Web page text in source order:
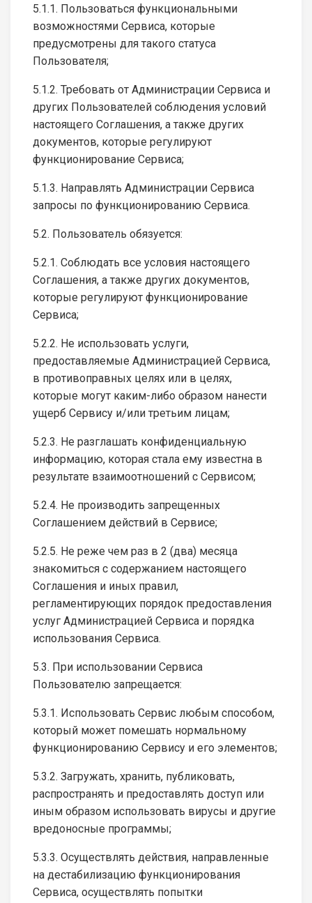
5.1.1. Пользоваться функциональными
возможностями Сервиса, которые
предусмотрены для такого статуса
Пользователя;
5.1.2. Требовать от Администрации Сервиса и
других Пользователей соблюдения условий
настоящего Соглашения, а также других
документов, которые регулируют
функционирование Сервиса;
5.1.3. Направлять Администрации Сервиса
запросы по функционированию Сервиса.
5.2. Пользователь обязуется:
5.2.1. Соблюдать все условия настоящего
Соглашения, а также других документов,
которые регулируют функционирование
Сервиса;
5.2.2. Не использовать услуги,
предоставляемые Администрацией Сервиса,
в противоправных целях или в целях,
которые могут каким-либо образом нанести
ущерб Сервису и/или третьим лицам;
5.2.3. Не разглашать конфиденциальную
информацию, которая стала ему известна в
результате взаимоотношений с Сервисом;
5.2.4. Не производить запрещенных
Соглашением действий в Сервисе;
5.2.5. Не реже чем раз в 2 (два) месяца
знакомиться с содержанием настоящего
Соглашения и иных правил,
регламентирующих порядок предоставления
услуг Администрацией Сервиса и порядка
использования Сервиса.
5.3. При использовании Сервиса
Пользователю запрещается:
5.3.1. Использовать Сервис любым способом,
который может помешать нормальному
функционированию Сервису и его элементов;
5.3.2. Загружать, хранить, публиковать,
распространять и предоставлять доступ или
иным образом использовать вирусы и другие
вредоносные программы;
5.3.3. Осуществлять действия, направленные
на дестабилизацию функционирования
Сервиса, осуществлять попытки